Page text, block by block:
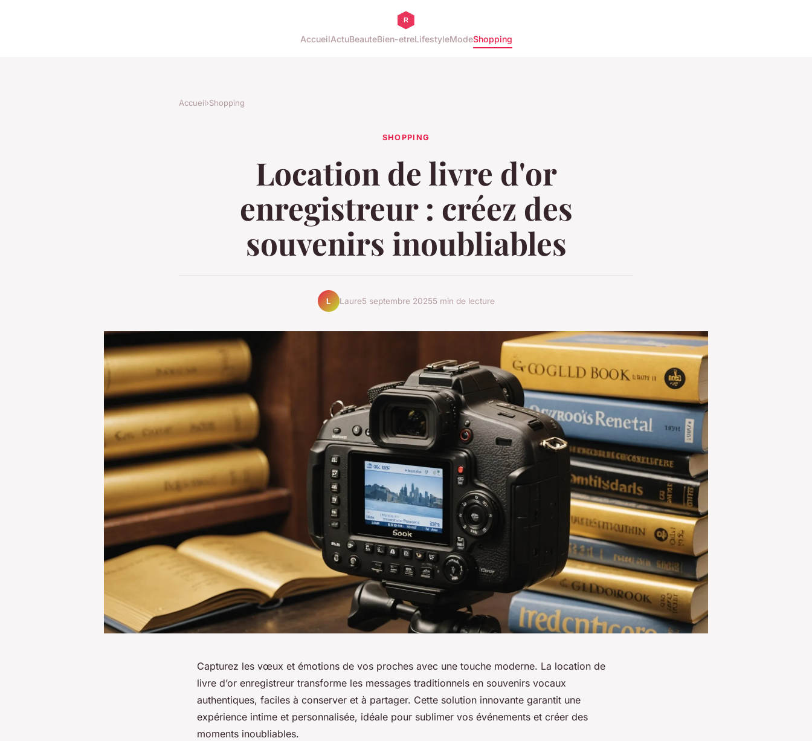
AccueilActuBeauteBien-etreLifestyleModeShopping
Accueil›Shopping
SHOPPING
Location de livre d'or
enregistreur : créez des
souvenirs inoubliables
L Laure5 septembre 20255 min de lecture
Capturez les vœux et émotions de vos proches avec une touche moderne. La location de
livre d’or enregistreur transforme les messages traditionnels en souvenirs vocaux
authentiques, faciles à conserver et à partager. Cette solution innovante garantit une
expérience intime et personnalisée, idéale pour sublimer vos événements et créer des
moments inoubliables.